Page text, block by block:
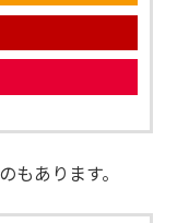
あります。